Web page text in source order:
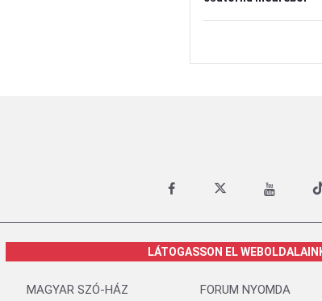
LÁTOGASSON EL
MAGYAR SZÓ-HÁZ FORUM NYOMDA